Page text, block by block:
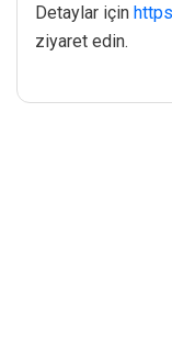
Detaylar için
ziyaret edin.